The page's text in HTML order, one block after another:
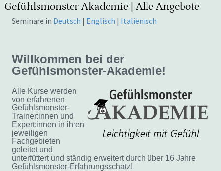
Gefühlsmonster Akademie | Alle Angebote
Seminare in Deutsch | Englisch | Italienisch
Willkommen bei der
Gefühlsmonster-Akademie!
Alle Kurse werden
von erfahrenen
Gefühlsmonster-
Trainer:innen und
Expert:innen in ihren
jeweiligen
Fachgebieten
geleitet und
unterfüttert und ständig erweitert durch über 16 Jahre
Gefühlsmonster-Erfahrungsschatz!